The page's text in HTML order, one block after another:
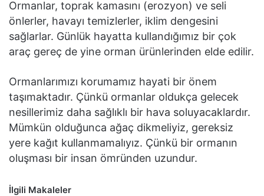
Ormanlar, toprak kamasını (erozyon) ve seli
önlerler, havayı temizlerler, iklim dengesini
sağlarlar. Günlük hayatta kullandığımız bir çok
araç gereç de yine orman ürünlerinden elde edilir.
Ormanlarımızı korumamız hayati bir önem
taşımaktadır. Çünkü ormanlar oldukça gelecek
nesillerimiz daha sağlıklı bir hava soluyacaklardır.
Mümkün olduğunca ağaç dikmeliyiz, gereksiz
yere kağıt kullanmamalıyız. Çünkü bir ormanın
oluşması bir insan ömründen uzundur.
İlgili Makaleler